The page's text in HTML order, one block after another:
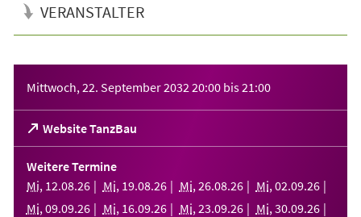
VERANSTALTER
Mittwoch, 22. September 2032 20:00 bis21:00
Website TanzBau
(Öffnet
in
einem
neuen
Tab)
Weitere Termine
Mi, 12.08.26 Mi, 19.08.26 Mi, 26.08.26 Mi, 02.09.26
Mi, 09.09.26 Mi, 16.09.26 Mi, 23.09.26 Mi, 30.09.26